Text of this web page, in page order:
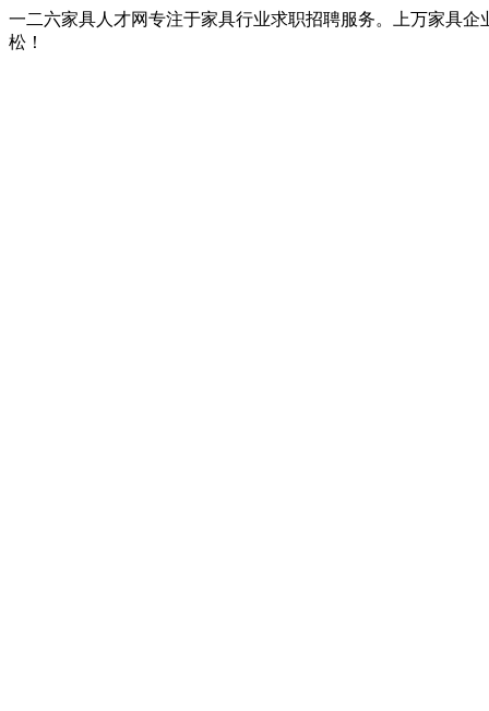
一二六家具人才网专注于家具行业求职招聘服务。上万家具
松！